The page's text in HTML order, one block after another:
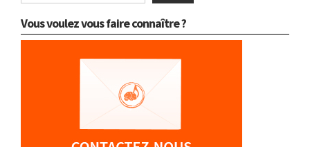
Vous voulez vous faire connaître ?